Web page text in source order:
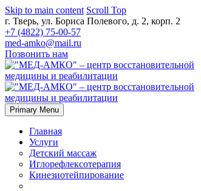
Skip to main content Scroll Top
г. Тверь, ул. Бориса Полевого, д. 2, корп. 2
+7 (4822) 75-00-57
med-amko@mail.ru
Позвонить нам
Primary Menu
Главная
Услуги
Детский массаж
Иглорефлексотерапия
Кинезиотейпирование